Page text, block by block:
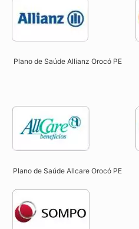
Plano de Saúde Allianz Orocó PE​
Plano de Saúde Allcare Orocó PE​